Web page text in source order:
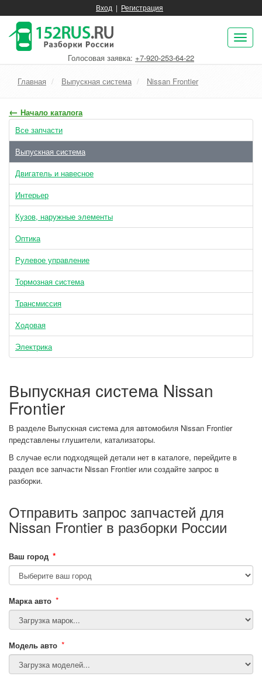
Вход | Регистрация
Голосовая заявка: +7-920-253-64-22
Главная Выпускная система Nissan Frontier
← Начало каталога
Все запчасти
Выпускная система
Двигатель и навесное
Интерьер
Кузов, наружные элементы
Оптика
Рулевое управление
Тормозная система
Трансмиссия
Ходовая
Электрика
Выпускная система Nissan
Frontier
В разделе Выпускная система для автомобиля Nissan Frontier
представлены глушители, катализаторы.
В случае если подходящей детали нет в каталоге, перейдите в
раздел все запчасти Nissan Frontier или создайте запрос в
разборки.
Отправить запрос запчастей для
Nissan Frontier в разборки России
Ваш город *
Марка авто *
Модель авто *